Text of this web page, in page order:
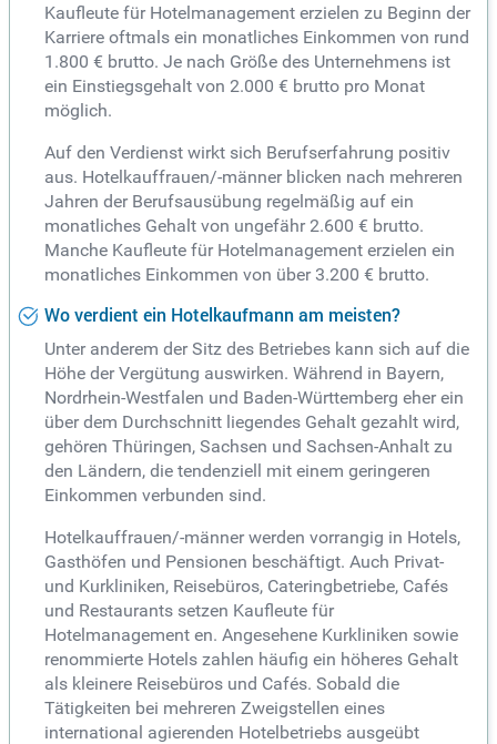
Kaufleute für Hotelmanagement erzielen zu Beginn der
Karriere oftmals ein monatliches Einkommen von rund
1.800 € brutto. Je nach Größe des Unternehmens ist
ein Einstiegsgehalt von 2.000 € brutto pro Monat
möglich.
Auf den Verdienst wirkt sich Berufserfahrung positiv
aus. Hotelkauffrauen/-männer blicken nach mehreren
Jahren der Berufsausübung regelmäßig auf ein
monatliches Gehalt von ungefähr 2.600 € brutto.
Manche Kaufleute für Hotelmanagement erzielen ein
monatliches Einkommen von über 3.200 € brutto.
Wo verdient ein Hotelkaufmann am meisten?
Unter anderem der Sitz des Betriebes kann sich auf die
Höhe der Vergütung auswirken. Während in Bayern,
Nordrhein-Westfalen und Baden-Württemberg eher ein
über dem Durchschnitt liegendes Gehalt gezahlt wird,
gehören Thüringen, Sachsen und Sachsen-Anhalt zu
den Ländern, die tendenziell mit einem geringeren
Einkommen verbunden sind.
Hotelkauffrauen/-männer werden vorrangig in Hotels,
Gasthöfen und Pensionen beschäftigt. Auch Privat-
und Kurkliniken, Reisebüros, Cateringbetriebe, Cafés
und Restaurants setzen Kaufleute für
Hotelmanagement en. Angesehene Kurkliniken sowie
renommierte Hotels zahlen häufig ein höheres Gehalt
als kleinere Reisebüros und Cafés. Sobald die
Tätigkeiten bei mehreren Zweigstellen eines
international agierenden Hotelbetriebs ausgeübt